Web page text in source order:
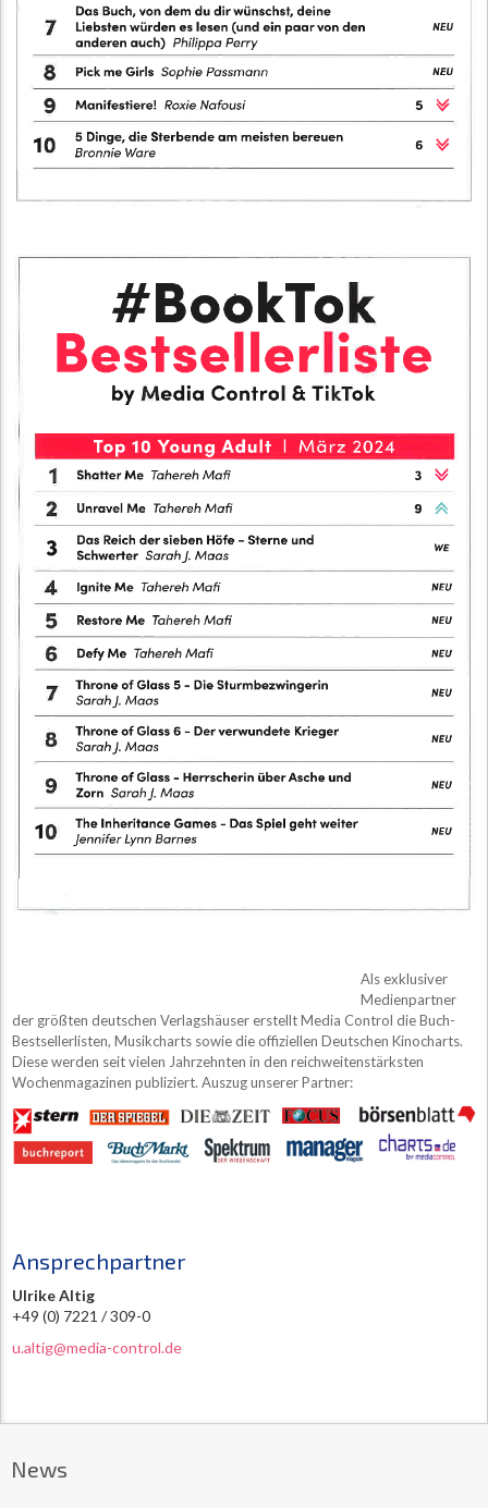
Als exklusiver
Medienpartner
der größten deutschen Verlagshäuser erstellt Media Control die Buch-
Bestsellerlisten, Musikcharts sowie die offiziellen Deutschen Kinocharts.
Diese werden seit vielen Jahrzehnten in den reichweitenstärksten
Wochenmagazinen publiziert. Auszug unserer Partner:
Ansprechpartner
Ulrike Altig
+49 (0) 7221 / 309-0
u.altig@media-control.de
News